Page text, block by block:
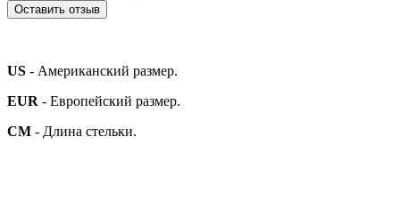
Оставить отзыв
US - Американский размер.
EUR - Европейский размер.
СМ - Длина стельки.